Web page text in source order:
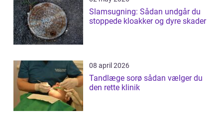
Slamsugning: Sådan undgår du
stoppede kloakker og dyre skader
08 april 2026
Tandlæge sorø sådan vælger du
den rette klinik